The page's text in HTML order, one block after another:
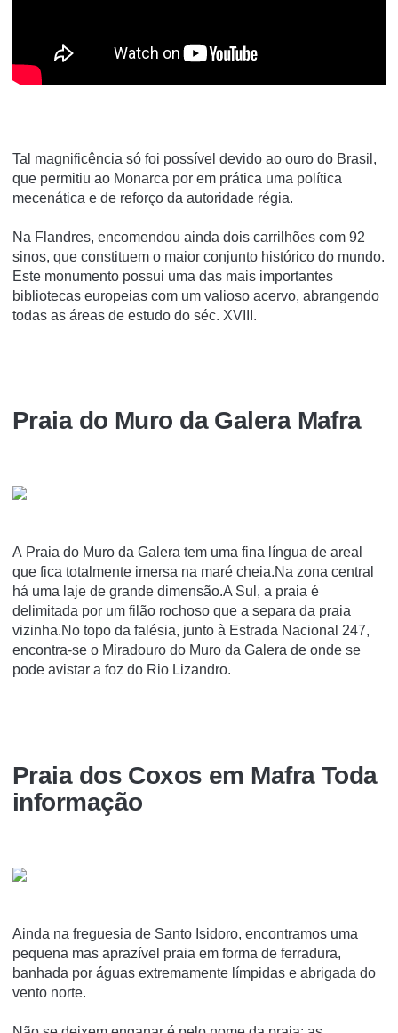
Tal magnificência só foi possível devido ao ouro do Brasil,
que permitiu ao Monarca por em prática uma política
mecenática e de reforço da autoridade régia.
Na Flandres, encomendou ainda dois carrilhões com 92
sinos, que constituem o maior conjunto histórico do mundo.
Este monumento possui uma das mais importantes
bibliotecas europeias com um valioso acervo, abrangendo
todas as áreas de estudo do séc. XVIII.
Praia do Muro da Galera Mafra
A Praia do Muro da Galera tem uma fina língua de areal
que fica totalmente imersa na maré cheia.Na zona central
há uma laje de grande dimensão.A Sul, a praia é
delimitada por um filão rochoso que a separa da praia
vizinha.No topo da falésia, junto à Estrada Nacional 247,
encontra-se o Miradouro do Muro da Galera de onde se
pode avistar a foz do Rio Lizandro.
Praia dos Coxos em Mafra Toda
informação
Ainda na freguesia de Santo Isidoro, encontramos uma
pequena mas aprazível praia em forma de ferradura,
banhada por águas extremamente límpidas e abrigada do
vento norte.